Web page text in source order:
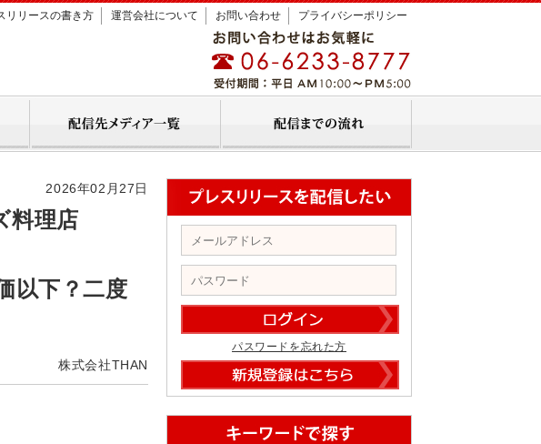
リリースの書き方 運営会社について お問い合わせ プライバシーポリシー
2026年02月27日
料理店
以下？二度
株式会社THAN
パスワードを忘れた方